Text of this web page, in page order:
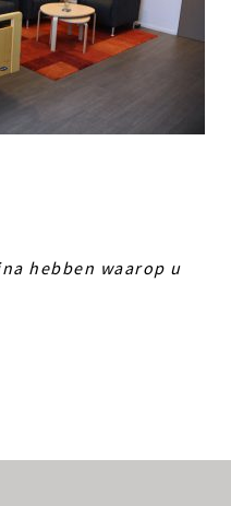
hebben waarop u